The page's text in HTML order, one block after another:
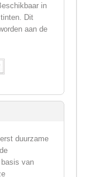
in
Dit
aan de
duurzame
van